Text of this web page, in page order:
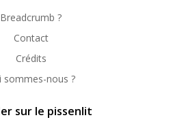
Breadcrumb ?
Contact
Crédits
sommes-nous ?
sur le pissenlit